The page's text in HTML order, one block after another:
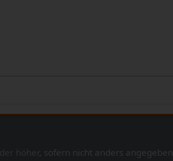
höher , sofern nicht anders